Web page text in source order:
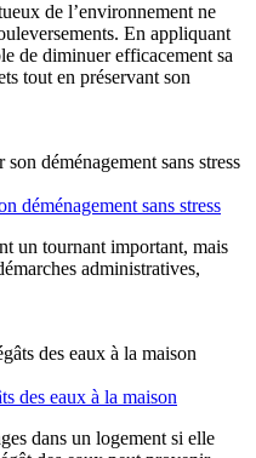
de l’environnement ne
En appliquant
de diminuer efficacement sa
tout en préservant son
déménagement sans stress
un tournant important, mais
administratives,
des eaux à la maison
dans un logement si elle